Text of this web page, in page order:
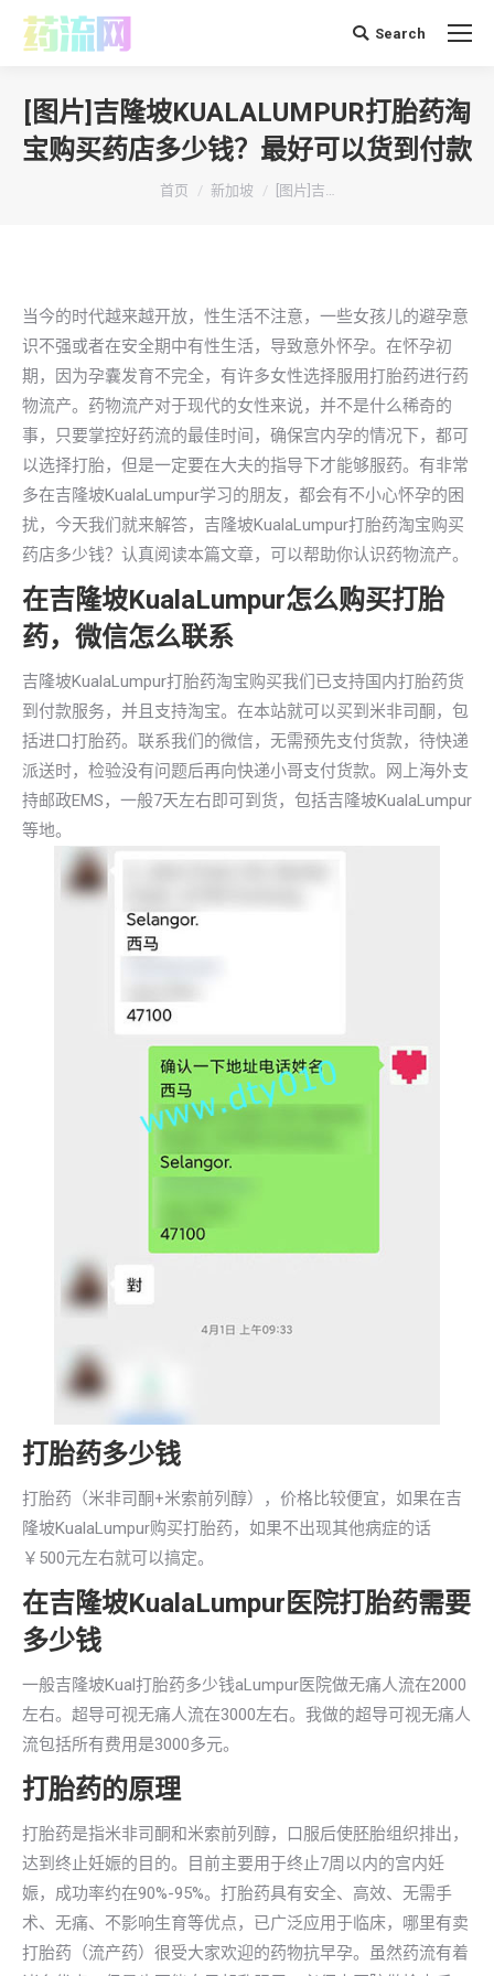
搜 Search
[图片]吉隆坡KUALALUMPUR打胎药淘
宝购买药店多少钱？最好可以货到付款
你在这里：
首页 新加坡 [图片]吉…
当今的时代越来越开放，性生活不注意，一些女孩儿的避孕意
识不强或者在安全期中有性生活，导致意外怀孕。在怀孕初
期，因为孕囊发育不完全，有许多女性选择服用打胎药进行药
物流产。药物流产对于现代的女性来说，并不是什么稀奇的
事，只要掌控好药流的最佳时间，确保宫内孕的情况下，都可
以选择打胎，但是一定要在大夫的指导下才能够服药。有非常
多在吉隆坡KualaLumpur学习的朋友，都会有不小心怀孕的困
扰，今天我们就来解答，吉隆坡KualaLumpur打胎药淘宝购买
药店多少钱？认真阅读本篇文章，可以帮助你认识药物流产。
在吉隆坡KualaLumpur怎么购买打胎
药，微信怎么联系
吉隆坡KualaLumpur打胎药淘宝购买我们已支持国内打胎药货
到付款服务，并且支持淘宝。在本站就可以买到米非司酮，包
括进口打胎药。联系我们的微信，无需预先支付货款，待快递
派送时，检验没有问题后再向快递小哥支付货款。网上海外支
持邮政EMS，一般7天左右即可到货，包括吉隆坡KualaLumpur
等地。
打胎药多少钱
打胎药（米非司酮+米索前列醇），价格比较便宜，如果在吉
隆坡KualaLumpur购买打胎药，如果不出现其他病症的话
￥500元左右就可以搞定。
在吉隆坡KualaLumpur医院打胎药需要
多少钱
一般吉隆坡Kual打胎药多少钱aLumpur医院做无痛人流在2000
左右。超导可视无痛人流在3000左右。我做的超导可视无痛人
流包括所有费用是3000多元。
打胎药的原理
打胎药是指米非司酮和米索前列醇，口服后使胚胎组织排出，
达到终止妊娠的目的。目前主要用于终止7周以内的宫内妊
娠，成功率约在90%-95%。打胎药具有安全、高效、无需手
术、无痛、不影响生育等优点，已广泛应用于临床，哪里有卖
打胎药（流产药）很受大家欢迎的药物抗早孕。虽然药流有着